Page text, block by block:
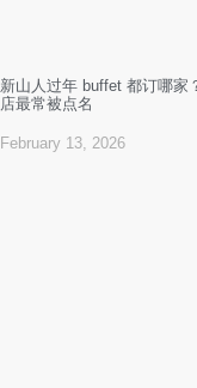
新山人过年 buffet 都订哪家
店最常被点名
February 13, 2026